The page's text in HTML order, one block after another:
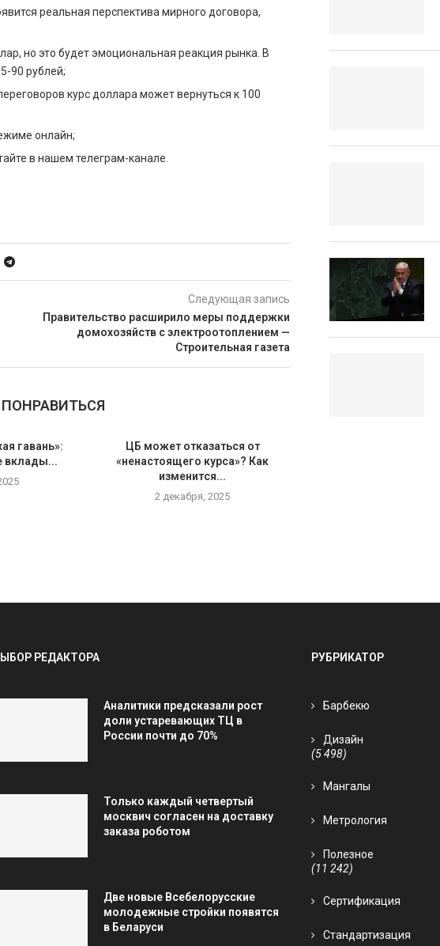
реальная перспектива мирного договора,
но это будет эмоциональная реакция рынка. В
90 рублей;
курс доллара может вернуться к 100
онлайн;
в нашем телеграм-канале.
Следующая запись
Правительство расширило меры поддержки
домохозяйств с электроотоплением —
Строительная газета
гавань»:
вклады...
ЦБ может отказаться от
«ненастоящего курса»? Как
изменится...
2 декабря, 2025
РЕДАКТОРА
Аналитики предсказали рост
доли устаревающих ТЦ в
России почти до 70%
Только каждый четвертый
москвич согласен на доставку
заказа роботом
Две новые Всебелорусские
молодежные стройки появятся
в Беларуси
РУБРИКАТОР
Барбекю
Дизайн
(5 498)
Мангалы
Метрология
Полезное
(11 242)
Сертификация
Стандартизация